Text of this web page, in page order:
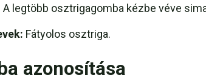
legtöbb osztrigagomba kézbe véve
Fátyolos osztriga.
azonosítása